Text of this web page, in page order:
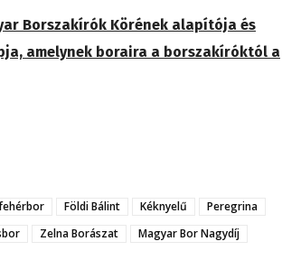
Borszakírók Körének alapítója és
amelynek boraira a borszakíróktól a
Földi Bálint Kéknyelű
Peregrina
Zelna Borászat Magyar Bor Nagydíj